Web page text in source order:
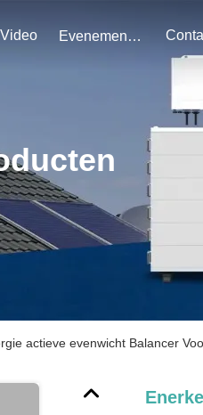
Video Evenementen
actieve evenwicht Balancer